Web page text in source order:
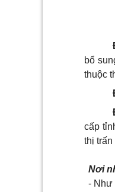
bổ
thuộc
cấp
thị trấn
Nơi
- Như